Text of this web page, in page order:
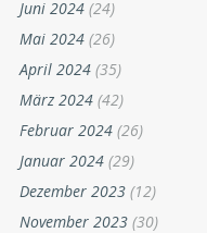
Juni 2024 (24)
Mai 2024 (26)
April 2024 (35)
März 2024 (42)
Februar 2024 (26)
Januar 2024 (29)
Dezember 2023 (12)
November 2023 (30)